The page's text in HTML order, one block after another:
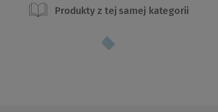
Produkty z tej samej kategorii